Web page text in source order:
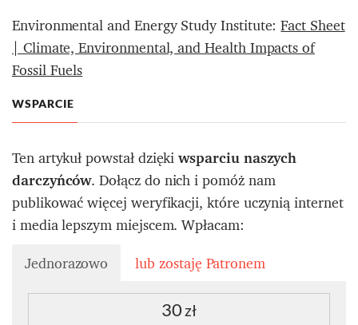
Environmental and Energy Study Institute:Fact Sheet
| Climate, Environmental, and Health Impacts of
Fossil Fuels
WSPARCIE
Ten artykuł powstał dziękiwsparciu naszych
darczyńców. Dołącz do nich i pomóż nam
publikować więcej weryfikacji, które uczynią internet
i media lepszym miejscem. Wpłacam:
Jednorazowo
lub zostaję Patronem
30 zł